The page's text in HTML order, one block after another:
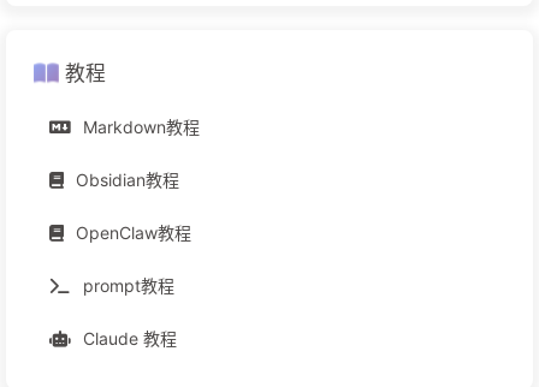
教程
Markdown教程
Obsidian教程
OpenClaw教程
prompt教程
Claude 教程